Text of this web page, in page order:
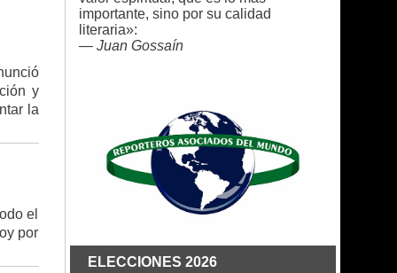
y
la
el
por
importante, sino por su calidad
literaria»:
— Juan Gossaín
ELECCIONES 2026